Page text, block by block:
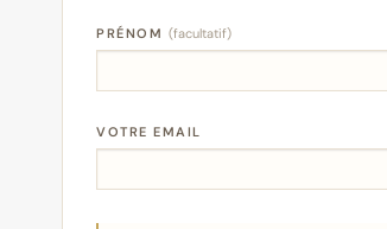
PRÉNOM (facultatif)
VOTRE EMAIL